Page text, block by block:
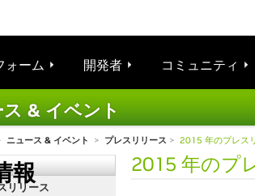
ォーム 開発者 コミュニティ
& イベント
ニュース & イベント > プレスリリース > 2015 年のプレス
報
リリース
2015 年のプ